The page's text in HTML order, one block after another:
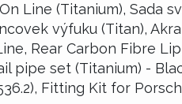
Line (Titanium), Sada
výfuku (Titan),
Rear Carbon Fibre
pipe set (Titanium) -
Fitting Kit for